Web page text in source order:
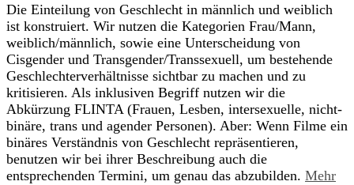
Die Einteilung von Geschlecht in männlich und weiblich
ist konstruiert. Wir nutzen die Kategorien Frau/Mann,
weiblich/männlich, sowie eine Unterscheidung von
Cisgender und Transgender/Transsexuell, um bestehende
Geschlechterverhältnisse sichtbar zu machen und zu
kritisieren. Als inklusiven Begriff nutzen wir die
Abkürzung FLINTA (Frauen, Lesben, intersexuelle, nicht-
binäre, trans und agender Personen). Aber: Wenn Filme ein
binäres Verständnis von Geschlecht repräsentieren,
benutzen wir bei ihrer Beschreibung auch die
entsprechenden Termini, um genau das abzubilden. Mehr